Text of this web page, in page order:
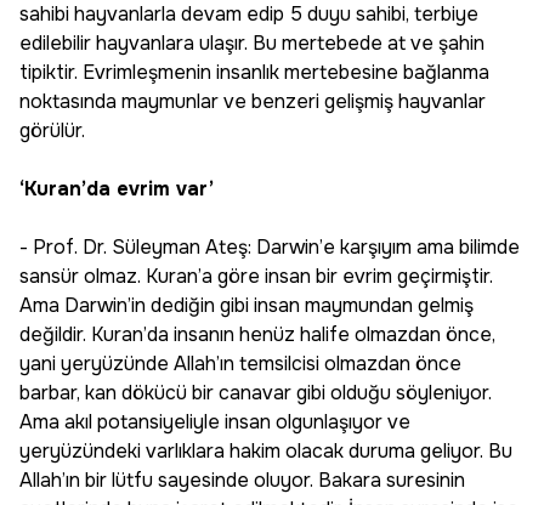
sahibi hayvanlarla devam edip 5 duyu sahibi, terbiye
edilebilir hayvanlara ulaşır. Bu mertebede at ve şahin
tipiktir. Evrimleşmenin insanlık mertebesine bağlanma
noktasında maymunlar ve benzeri gelişmiş hayvanlar
görülür.
‘Kuran’da evrim var’
- Prof. Dr. Süleyman Ateş: Darwin’e karşıyım ama bilimde
sansür olmaz. Kuran’a göre insan bir evrim geçirmiştir.
Ama Darwin’in dediğin gibi insan maymundan gelmiş
değildir. Kuran’da insanın henüz halife olmazdan önce,
yani yeryüzünde Allah’ın temsilcisi olmazdan önce
barbar, kan dökücü bir canavar gibi olduğu söyleniyor.
Ama akıl potansiyeliyle insan olgunlaşıyor ve
yeryüzündeki varlıklara hakim olacak duruma geliyor. Bu
Allah’ın bir lütfu sayesinde oluyor. Bakara suresinin